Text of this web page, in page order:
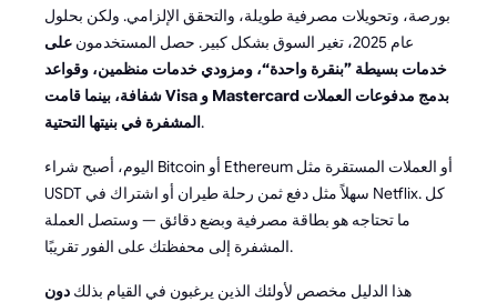
بورصة، وتحويلات مصرفية طويلة، والتحقق الإلزامي. ولكن بحلول
عام 2025، تغير السوق بشكل كبير. حصل المستخدمون
على
خدمات بسيطة ”بنقرة واحدة“، ومزودي خدمات منظمين، وقواعد
شفافة، بينما قامت Visa و Mastercard بدمج مدفوعات العملات
المشفرة في بنيتها التحتية.
اليوم، أصبح شراء Bitcoin أو Ethereum أو العملات المستقرة مثل
USDT سهلاً مثل دفع ثمن رحلة طيران أو اشتراك في Netflix. كل
ما تحتاجه هو بطاقة مصرفية وبضع دقائق — وستصل العملة
المشفرة إلى محفظتك على الفور تقريبًا.
هذا الدليل مخصص لأولئك الذين يرغبون في القيام بذلك دون